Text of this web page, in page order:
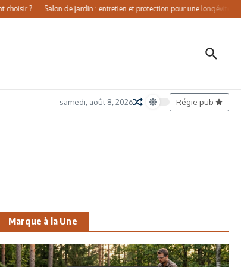
? Salon de jardin : entretien et protection pour une longévité accrue
samedi, août 8, 2026 Régie pub
Marque à la Une